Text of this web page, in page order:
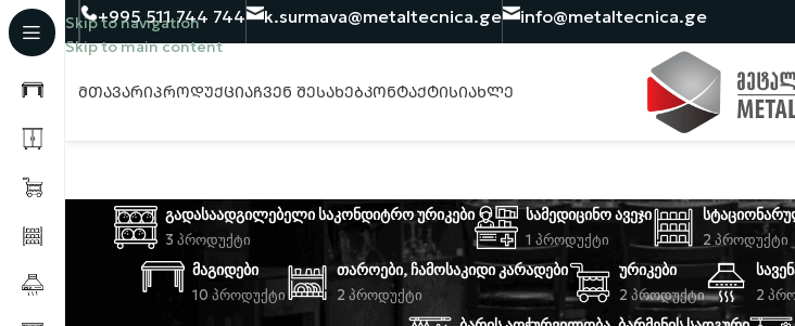
Skip to navigation
Skip to main content
+995 511 744 744 k.surmava@metaltecnica.ge info@metaltecnica.ge
ᲛᲗᲐᲕᲐᲠᲘᲞᲠᲝᲓᲣᲥᲪᲘᲐᲩᲕᲔᲜ ᲨᲔᲡᲐᲮᲔᲑᲙᲝᲜᲢᲐᲥᲢᲘᲡᲘᲐᲮᲚᲔ
ᲒᲐᲓᲐᲡᲐᲐᲓᲒᲘᲚᲔᲑᲔᲚᲘ ᲡᲐᲙᲝᲜᲓᲘᲢᲠᲝ ᲣᲠᲘᲙᲔᲑᲘ
3 Პროდუქტი
ᲡᲐᲛᲔᲓᲘᲪᲘᲜᲝ ᲐᲕᲔᲯᲘ
1 Პროდუქტი 2 Პროდუქტი
ᲛᲐᲒᲘᲓᲔᲑᲘ
10 Პროდუქტი
ᲗᲐᲠᲝᲔᲑᲘ, ᲩᲐᲛᲝᲡᲐᲙᲘᲓᲘ ᲙᲐᲠᲐᲓᲔᲑᲘ
2 Პროდუქტი
ᲣᲠᲘᲙᲔᲑᲘ
2 Პროდუქტი 2